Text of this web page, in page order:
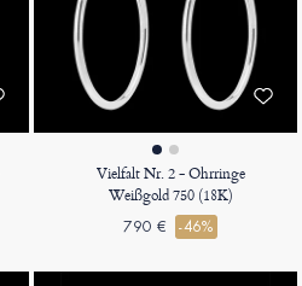
Vielfalt Nr. 2 - Ohrringe
Weißgold 750 (18K)
790 € -46%